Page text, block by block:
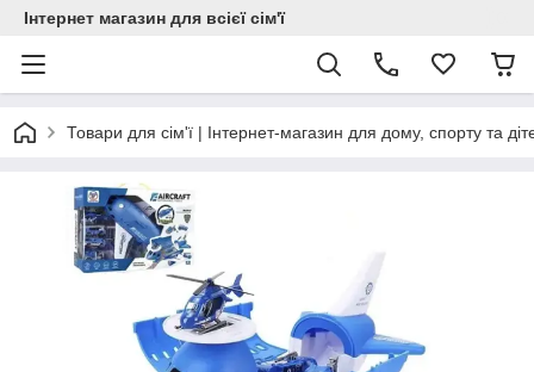
Інтернет магазин для всієї сім'ї
Товари для сім'ї | Інтернет-магазин для дому, спорту та